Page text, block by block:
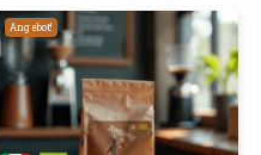
Angebot!